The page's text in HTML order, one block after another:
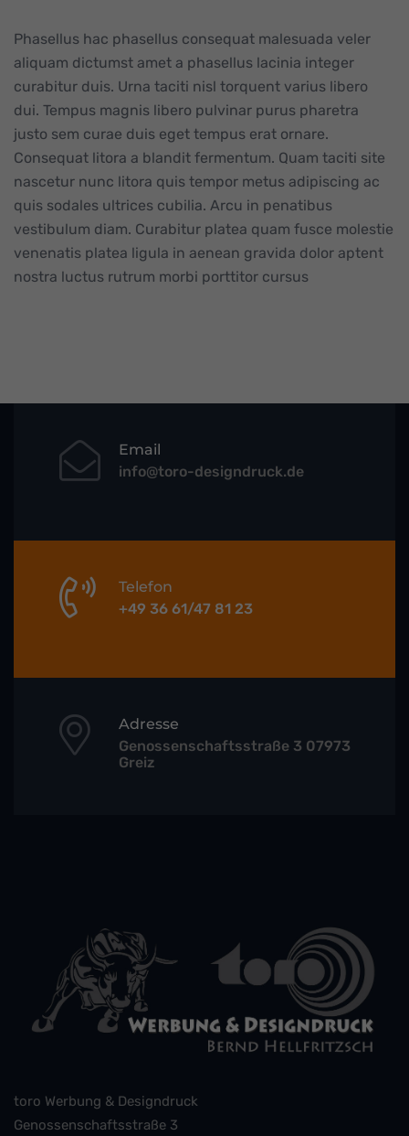
Phasellus hac phasellus consequat malesuada veler
aliquam dictumst amet a phasellus lacinia integer
curabitur duis. Urna taciti nisl torquent varius libero
dui. Tempus magnis libero pulvinar purus pharetra
justo sem curae duis eget tempus erat ornare.
Consequat litora a blandit fermentum. Quam taciti site
nascetur nunc litora quis tempor metus adipiscing ac
quis sodales ultrices cubilia. Arcu in penatibus
vestibulum diam. Curabitur platea quam fusce molestie
venenatis platea ligula in aenean gravida dolor aptent
nostra luctus rutrum morbi porttitor cursus
Email
info@toro-designdruck.de
Telefon
+49 36 61/47 81 23
Adresse
Genossenschaftsstraße 3 07973
Greiz
toro Werbung & Designdruck
Genossenschaftsstraße 3